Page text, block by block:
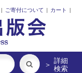
| ご寄付について | カート |
＞ 詳細
検索